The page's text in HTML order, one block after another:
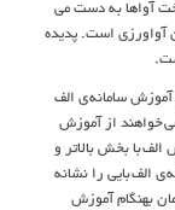
آواها به دست مي
آواورزي است. پديده
آموزش سامانه ي الف
خواهند از آموزش
با بخش بالاتر و
الف بايي را نشانه
بهنگام آموزش